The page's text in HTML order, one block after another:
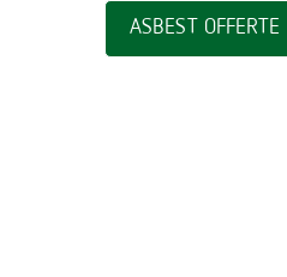
ASBEST OFFERTE